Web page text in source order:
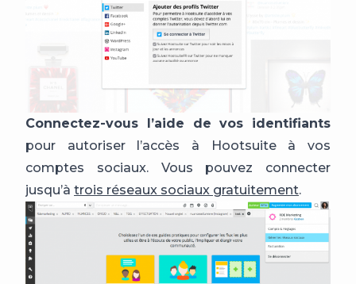
Connectez-vous l’aide de vos identifiants
pour autoriser l’accès à Hootsuite à vos
comptes sociaux. Vous pouvez connecter
jusqu’à trois réseaux sociaux gratuitement.